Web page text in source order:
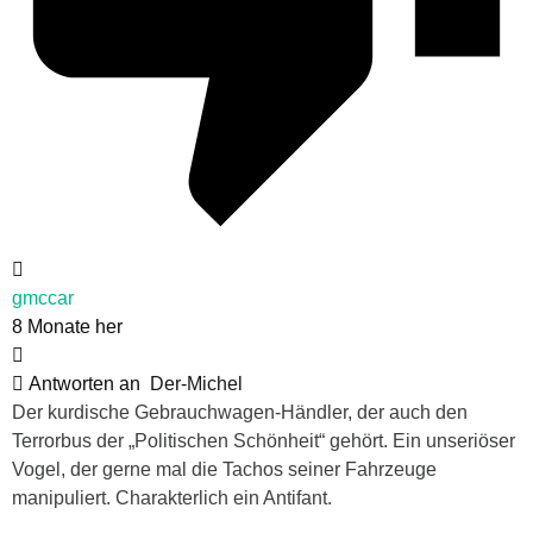
gmccar
8 Monate her
Antworten an
Der-Michel
Der kurdische Gebrauchwagen-Händler, der auch den
Terrorbus der „Politischen Schönheit“ gehört. Ein unseriöser
Vogel, der gerne mal die Tachos seiner Fahrzeuge
manipuliert. Charakterlich ein Antifant.